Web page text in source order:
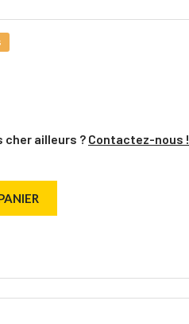
cher ailleurs ? Contactez-nous !